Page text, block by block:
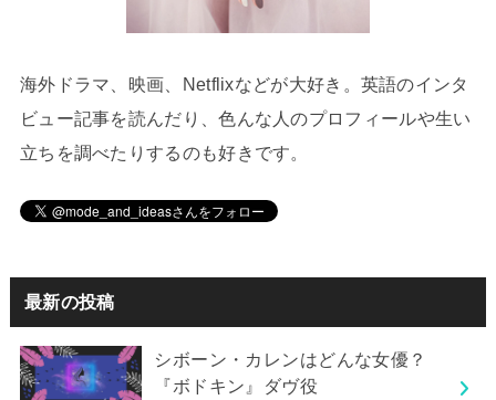
海外ドラマ、映画、Netflixなどが大好き。英語のインタ
ビュー記事を読んだり、色んな人のプロフィールや生い
立ちを調べたりするのも好きです。
最新の投稿
シボーン・カレンはどんな女優？
『ボドキン』ダヴ役